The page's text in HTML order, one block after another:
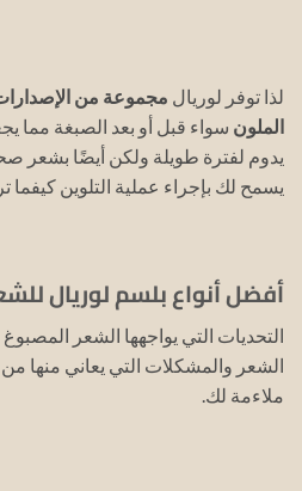
لذا توفر لوريال مجموعة من
الملون سواء قبل أو بعد الصبغة مما
يدوم لفترة طويلة ولكن أيضًا بشعر
يسمح لك بإجراء عملية التلوين كيفما
أفضل أنواع بلسم لوريال
التحديات التي يواجهها الشعر المصبوغ
الشعر والمشكلات التي يعاني منها من
ملاءمة لك.